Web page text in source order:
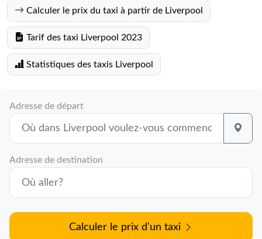
Calculer le prix du taxi à partir de Liverpool
Tarif des taxi Liverpool 2023
Statistiques des taxis Liverpool
Adresse de départ
Adresse de destination
Calculer le prix d'un taxi